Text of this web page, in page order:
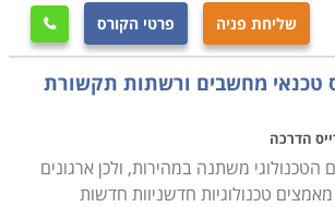
בעתיד.
ניידים
של מבנה המחשב הנייד, חומרה,
והרכבתם, איתור תקלות, התקנת
ועוד.
שליחת פניה פרטי הקורס 
טכנאי מחשבים ורשתות תקשורת
הדרכה
הטכנולוגי משתנה במהירות, ולכן ארגונים
טכנולוגיות חדשניוות חדשות